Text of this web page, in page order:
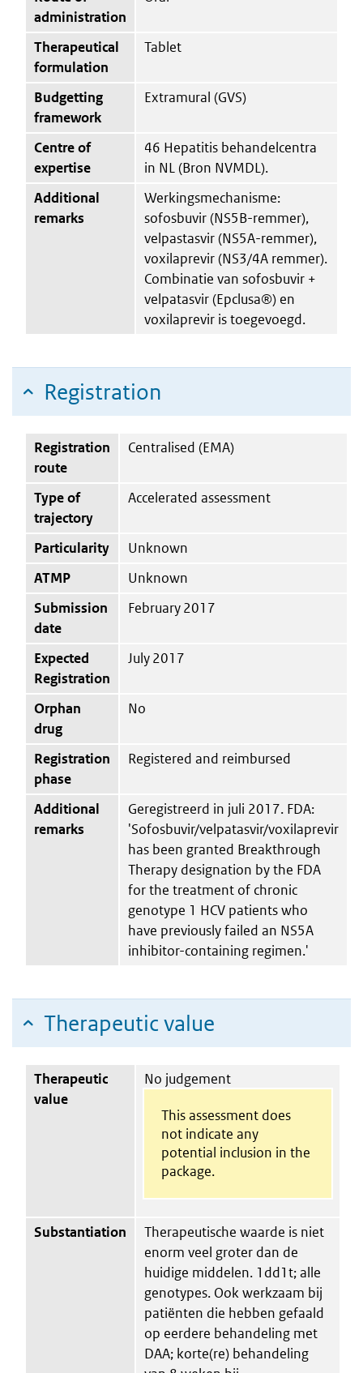
administration
Therapeutical
formulation
Tablet
Budgetting
framework
Extramural (GVS)
Centre of
expertise
46 Hepatitis behandelcentra
in NL (Bron NVMDL).
Additional
remarks
Werkingsmechanisme:
sofosbuvir (NS5B-remmer),
velpastasvir (NS5A-remmer),
voxilaprevir (NS3/4A remmer).
Combinatie van sofosbuvir +
velpatasvir (Epclusa®) en
voxilaprevir is toegevoegd.
Registration
Registration
route
Centralised (EMA)
Type of
trajectory
Accelerated assessment
Particularity
Unknown
ATMP
Unknown
Submission
date
February 2017
Expected
Registration
July 2017
Orphan
drug
No
Registration
phase
Registered and reimbursed
Additional
remarks
Geregistreerd in juli 2017. FDA:
'Sofosbuvir/velpatasvir/voxilaprevir
has been granted Breakthrough
Therapy designation by the FDA
for the treatment of chronic
genotype 1 HCV patients who
have previously failed an NS5A
inhibitor-containing regimen.'
Therapeutic value
Therapeutic
value
No judgement
This assessment does
not indicate any
potential inclusion in the
package.
Substantiation
Therapeutische waarde is niet
enorm veel groter dan de
huidige middelen. 1dd1t; alle
genotypes. Ook werkzaam bij
patiënten die hebben gefaald
op eerdere behandeling met
DAA; korte(re) behandeling